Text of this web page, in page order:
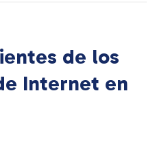
de los
Internet en